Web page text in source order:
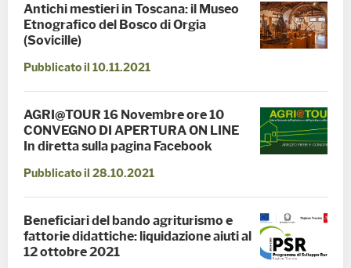
Antichi mestieri in Toscana: il Museo
Etnografico del Bosco di Orgia
(Sovicille)
Pubblicato il 10.11.2021
AGRI@TOUR 16 Novembre ore 10
CONVEGNO DI APERTURA ON LINE
In diretta sulla pagina Facebook
Pubblicato il 28.10.2021
Beneficiari del bando agriturismo e
fattorie didattiche: liquidazione aiuti al
12 ottobre 2021